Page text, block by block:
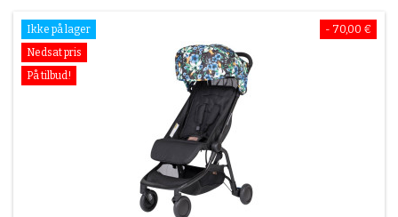
- 70,00 €
Ikke på lager
Nedsat pris
På tilbud!